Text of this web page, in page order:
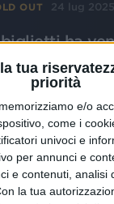
tua
priorità
memorizziamo e/o
come i
univoci e
per annunci e
e contenuti, analisi
la tua
OUT 24 lug 2025
ha
una targa
questo 2025...